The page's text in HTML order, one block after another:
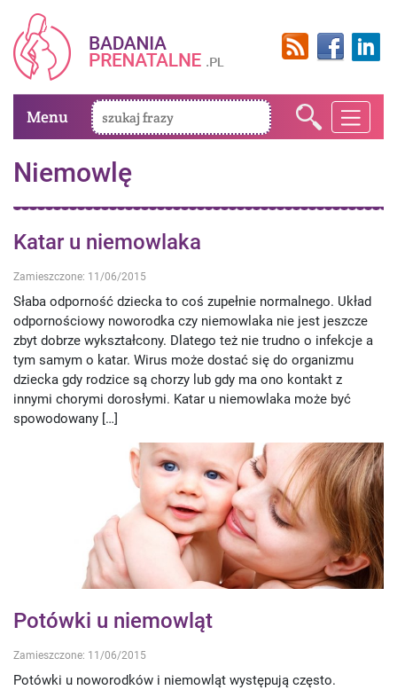
Menu
Niemowlę
Katar u niemowlaka
Zamieszczone: 11/06/2015
Słaba odporność dziecka to coś zupełnie normalnego. Układ
odpornościowy noworodka czy niemowlaka nie jest jeszcze
zbyt dobrze wykształcony. Dlatego też nie trudno o infekcje a
tym samym o katar. Wirus może dostać się do organizmu
dziecka gdy rodzice są chorzy lub gdy ma ono kontakt z
innymi chorymi dorosłymi. Katar u niemowlaka może być
spowodowany […]
Potówki u niemowląt
Zamieszczone: 11/06/2015
Potówki u noworodków i niemowląt występują często.